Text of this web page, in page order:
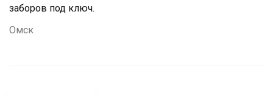
заборов под ключ.
Омск